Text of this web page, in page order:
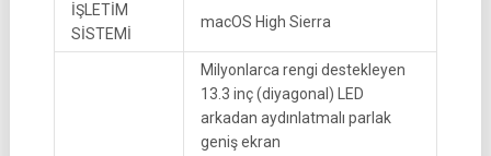
İŞLETİM
SİSTEMİ
macOS High Sierra
Milyonlarca rengi destekleyen
13.3 inç (diyagonal) LED
arkadan aydınlatmalı parlak
geniş ekran